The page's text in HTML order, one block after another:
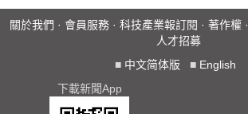
關於我們 · 會員服務 · 科技產業報訂閱 · 著作權 ·
人才招募
■ 中文简体版 ■ English
下載新聞App